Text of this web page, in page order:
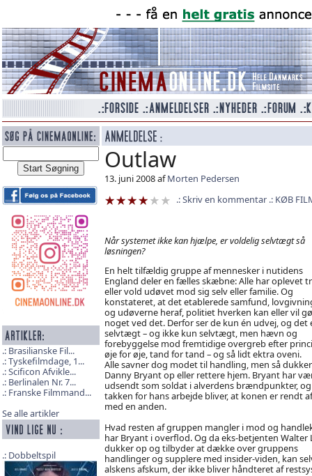
Brasilianske Fil...
Tyskefilmdage, 1...
Scificon Afvikle...
Berlinalen Nr. 7...
Franske Filmmand...
Se alle artikler
Dobbeltspil
Outlaw
13. juni 2008 afMorten Pedersen
Skriv en kommentar
KØB
Når systemet ikke kan hjælpe, er voldelig selvtægt så
løsningen?
En helt tilfældig gruppe af mennesker i nutidens
England deler en fælles skæbne: Alle har oplevet
eller vold udøvet mod sig selv eller familie. Og
konstateret, at det etablerede samfund,
og udøverne heraf, politiet hverken kan eller vil
noget ved det. Derfor ser de kun én udvej, og det
selvtægt – og ikke kun selvtægt, men hævn og
forebyggelse mod fremtidige overgreb efter
øje for øje, tand for tand – og så lidt ektra oveni.
Alle savner dog modet til handling, men så dukker
Danny Bryant op eller rettere hjem. Bryant har
udsendt som soldat i alverdens brændpunkter, og
takken for hans arbejde bliver, at konen er rendt
med en anden.
Hvad resten af gruppen mangler i mod og
har Bryant i overflod. Og da eks-betjenten Walter
dukker op og tilbyder at dække over gruppens
handlinger og supplere med insider-viden, kan
alskens afskum, der ikke bliver håndteret af